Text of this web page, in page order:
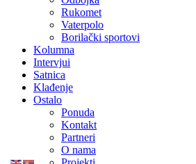
Rukomet
Vaterpolo
Borilački sportovi
Kolumna
Intervjui
Satnica
Klađenje
Ostalo
Ponuda
Kontakt
Partneri
O nama